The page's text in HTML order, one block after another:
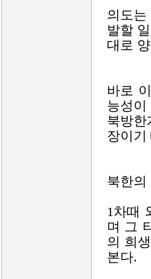
의도는
발할
대로
바로
능성이
북방한
장이기
북한의
1차때
며 그
의 희
본다.